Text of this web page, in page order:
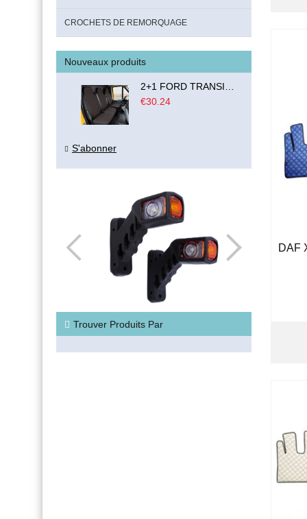
CROCHETS DE REMORQUAGE
Nouveaux produits
€30.24
S'abonner
Trouver Produits Par
DAF